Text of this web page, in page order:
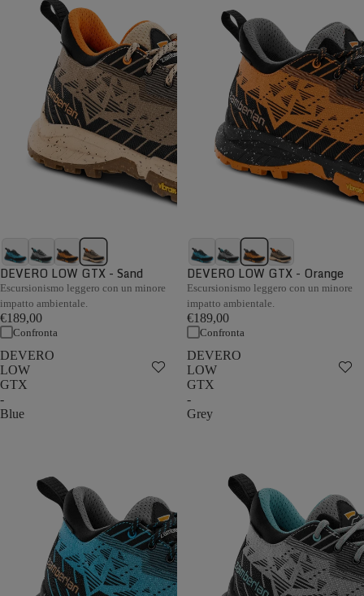
DEVERO LOW GTX - Sand
Escursionismo leggero con un minore
impatto ambientale.
€189,00
Confronta
DEVERO LOW GTX - Orange
Escursionismo leggero con un minore
impatto ambientale.
€189,00
Confronta
DEVERO
LOW
GTX
-
Blue
DEVERO
LOW
GTX
-
Grey